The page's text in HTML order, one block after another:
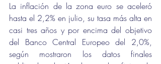
La inflación de la zona euro se aceleró
hasta el 2,2% en julio, su tasa más alta en
casi tres años y por encima del objetivo
del Banco Central Europeo del 2,0%,
según mostraron los datos finales